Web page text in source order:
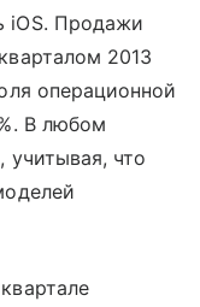
iOS. Продажи
2013
операционной
В любом
учитывая, что